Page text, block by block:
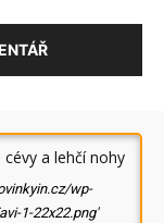
a lehčí nohy
wp-
1-22x22.png'